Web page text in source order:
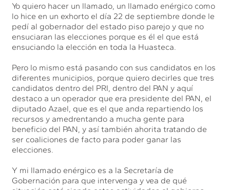
Yo quiero hacer un llamado, un llamado enérgico como
lo hice en un exhorto el día 22 de septiembre donde le
pedí al gobernador del estado piso parejo y que no
ensuciaran las elecciones porque es él el que está
ensuciando la elección en toda la Huasteca.
Pero lo mismo está pasando con sus candidatos en los
diferentes municipios, porque quiero decirles que tres
candidatos dentro del PRI, dentro del PAN y aquí
destaco a un operador que era presidente del PAN, el
diputado Azael, que es el que anda repartiendo los
recursos y amedrentando a mucha gente para
beneficio del PAN, y así también ahorita tratando de
ser coaliciones de facto para poder ganar las
elecciones.
Y mi llamado enérgico es a la Secretaría de
Gobernación para que intervenga y vea de qué